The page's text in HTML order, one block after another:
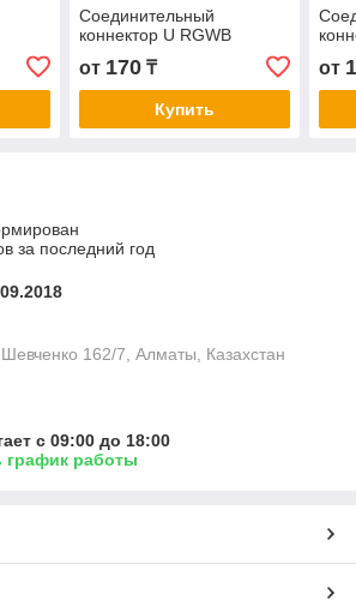
Соединительный
коннектор U RGWB
от 170₸
Купить
от
за последний год
162/7, Алматы, Казахстан
с 09:00 до 18:00
график работы